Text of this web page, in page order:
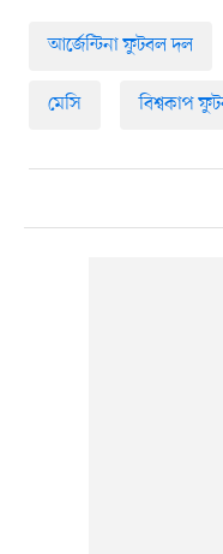
আর্জেন্টিনা ফুটবল দল
মেসি বিশ্বকাপ